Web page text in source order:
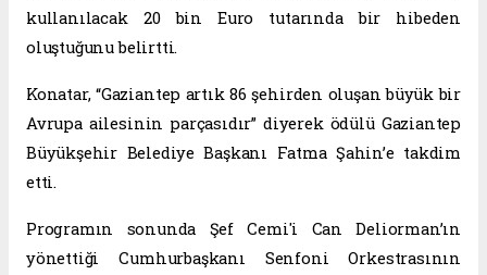
kullanılacak 20 bin Euro tutarında bir hibeden
oluştuğunu belirtti.
Konatar, “Gaziantep artık 86 şehirden oluşan büyük bir
Avrupa ailesinin parçasıdır” diyerek ödülü Gaziantep
Büyükşehir Belediye Başkanı Fatma Şahin’e takdim
etti.
Programın sonunda Şef Cemi'i Can Deliorman’ın
yönettiği Cumhurbaşkanı Senfoni Orkestrasının